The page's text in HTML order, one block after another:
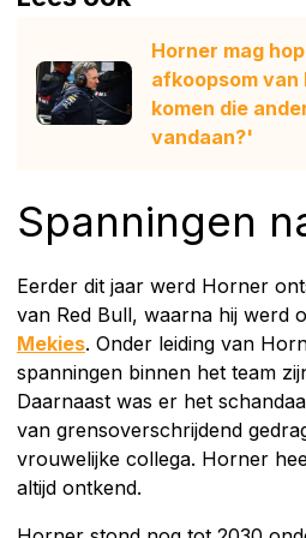
Horner mag
afkoopsom van
komen die
vandaan?'
Spanningen
Eerder dit jaar werd Horner
van Red Bull, waarna hij werd
Mekies. Onder leiding van
spanningen binnen het team
Daarnaast was er het
van grensoverschrijdend
vrouwelijke collega. Horner
altijd ontkend.